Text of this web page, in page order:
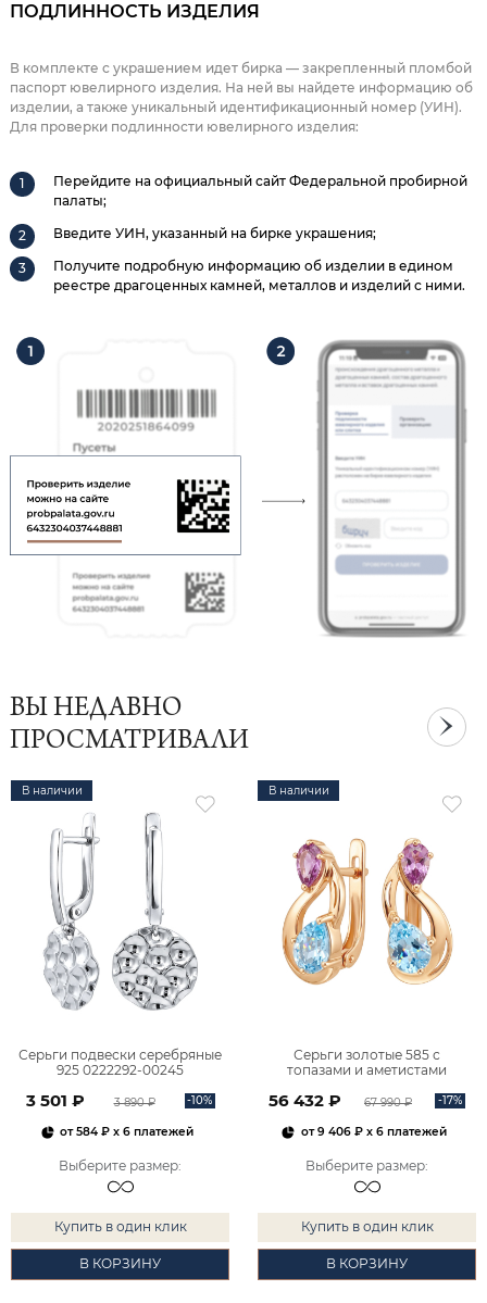
ПОДЛИННОСТЬ ИЗДЕЛИЯ
В комплекте с украшением идет бирка — закрепленный пломбой
паспорт ювелирного изделия. На ней вы найдете информацию об
изделии, а также уникальный идентификационный номер (УИН).
Для проверки подлинности ювелирного изделия:
Перейдите на официальный сайт Федеральной пробирной
палаты;
Введите УИН, указанный на бирке украшения;
Получите подробную информацию об изделии в едином
реестре драгоценных камней, металлов и изделий с ними.
ВЫ НЕДАВНО
ПРОСМАТРИВАЛИ
В наличии
Серьги подвески серебряные
925 0222292-00245
3 501 ₽ 3 890 ₽ -10%
от584 ₽ x 6 платежей
Выберите размер:
Купить в один клик
В КОРЗИНУ
В наличии
Серьги золотые 585 с
топазами и аметистами
56 432 ₽ 67 990 ₽ -17%
от9 406 ₽x 6 платежей
Выберите размер:
Купить в один клик
В КОРЗИНУ